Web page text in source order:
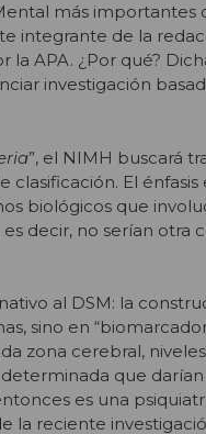
más importantes
integrante de la
APA. ¿Por qué?
investigación
”, el NIMH buscará
El
biológicos que
decir, no serían otra
al DSM: la
sino en
zona cerebral,
que
es una
la reciente